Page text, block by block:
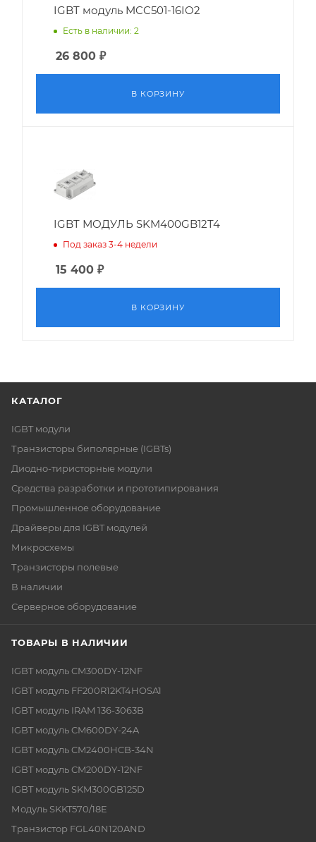
IGBT модуль MCC501-16IO2
Есть в наличии: 2
26 800 ₽
В КОРЗИНУ
IGBT МОДУЛЬ SKM400GB12T4
Под заказ 3-4 недели
15 400 ₽
В КОРЗИНУ
КАТАЛОГ
IGBT модули
Транзисторы биполярные (IGBTs)
Диодно-тиристорные модули
Средства разработки и прототипирования
Промышленное оборудование
Драйверы для IGBT модулей
Микросхемы
Транзисторы полевые
В наличии
Серверное оборудование
ТОВАРЫ В НАЛИЧИИ
IGBT модуль CM300DY-12NF
IGBT модуль FF200R12KT4HOSA1
IGBT модуль IRAM 136-3063B
IGBT модуль CM600DY-24A
IGBT модуль CM2400HCB-34N
IGBT модуль CM200DY-12NF
IGBT модуль SKM300GB125D
Модуль SKKT570/18E
Транзистор FGL40N120AND